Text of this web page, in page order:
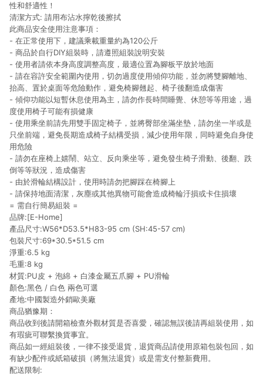
性和舒適性！
清潔方式: 請用布沾水擰乾後擦拭
此商品安全使用注意事項：
- 在正常使用下，建議乘載重量約為120公斤
- 商品於自行DIY組裝時，請遵照組裝說明安裝
- 使用者請依本身高度調整高度，最適位置為腳板平放於地面
- 請在容許安全範圍內使用，切勿過度使用傾仰功能，並勿將雙腳離地、
抬高、置於桌面等危險動作，避免椅腳翹起、椅子後翻造成傷害
- 傾仰功能以短暫休息使用為主，請勿作長時間睡覺、休憩等等用途，過
度使用椅子可能有損健康
- 使用乘坐前請先用雙手固定椅子，並將臀部坐滿坐墊，請勿坐一半或是
只坐前端，避免長期造成椅子結構受損，減少使用年限，同時避免自身使
用危險
- 請勿在座椅上嬉鬧、站立、反向乘坐等，避免發生椅子滑動、後翻、跌
倒等等狀況，造成傷害
- 由於滑輪結構設計，使用時請勿把腳踩在椅腳上
- 請保持地面清潔，灰塵或其他異物可能會造成椅輪汙損或卡住損壞
= 需自行簡易組裝 =
品牌:[E-Home]
產品尺寸:W56*D53.5*H83-95 cm (SH:45-57 cm)
包裝尺寸:69*30.5*51.5 cm
淨重:6.5 kg
毛重:8 kg
材質:PU皮 + 泡綿 + 白漆金屬五爪腳 + PU滑輪
顏色:黑色 / 白色 兩色可選
產地:中國製造外銷歐美廠
商品猶豫期：
商品收到後請開箱檢查外觀材質是否喜愛，確認無誤後請再組裝使用，如
有瑕疵可聯繫換貨事宜。
商品如一經組裝後，一律不接受退貨，退貨商品請使用原箱包裝包回，如
有缺少配件或紙箱破損（將無法退貨）或是需支付整新費用。
配送限制: